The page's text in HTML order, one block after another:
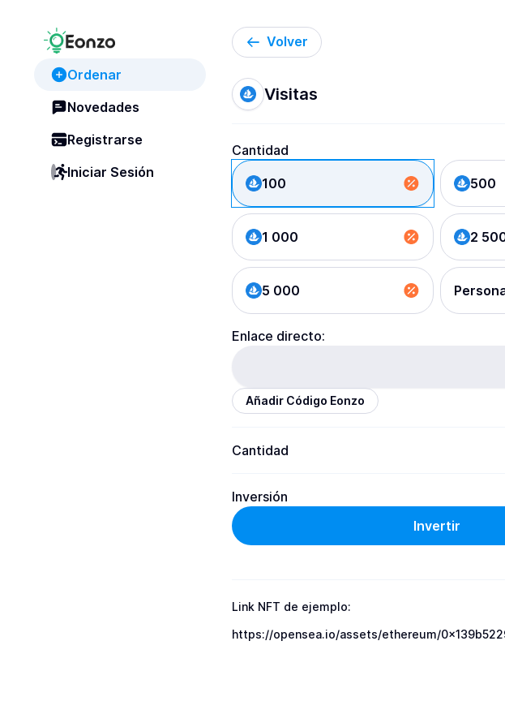
Ordenar
Novedades
Registrarse
Iniciar Sesión
Volver
Visitas
Cantidad
100 500
1 000 2
5 000
Enlace directo:
Añadir Código Eonzo
Cantidad
Inversión
Invertir
Link NFT de ejemplo:
https://opensea.io/assets/ethereum/